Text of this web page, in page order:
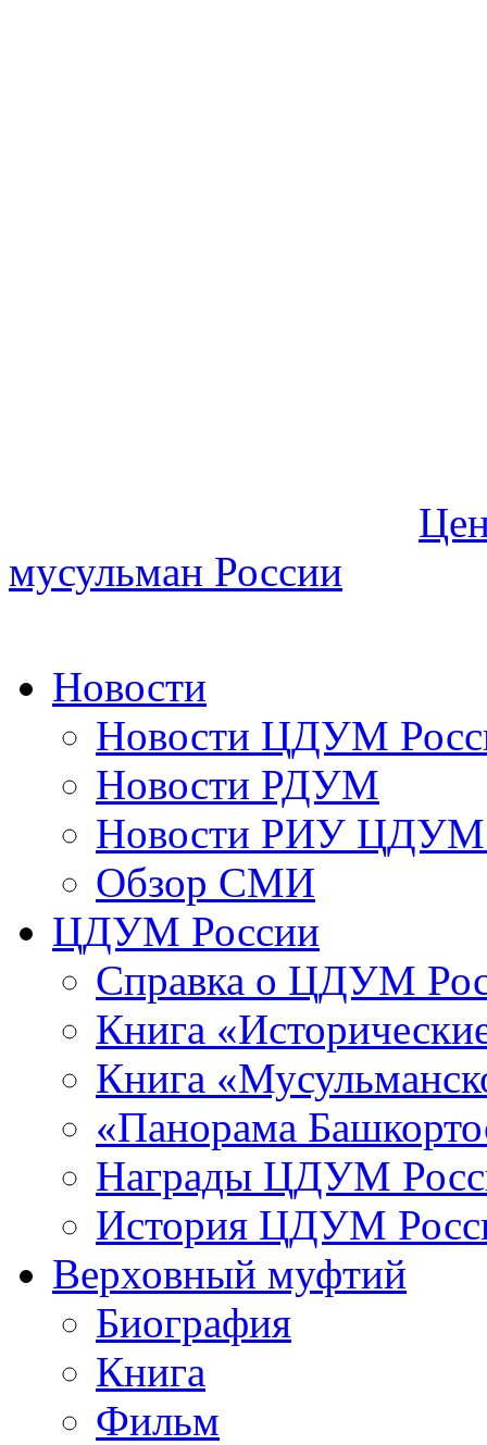
мусульман России
Новости
Новости ЦДУМ
Новости РДУМ
Новости РИУ ЦДУМ
Обзор СМИ
ЦДУМ России
Справка о ЦДУМ
Книга
Книга
«Панорама
Награды ЦДУМ
История ЦДУМ
Верховный муфтий
Биография
Книга
Фильм